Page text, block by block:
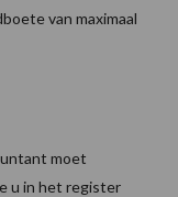
van maximaal
moet
u in het register